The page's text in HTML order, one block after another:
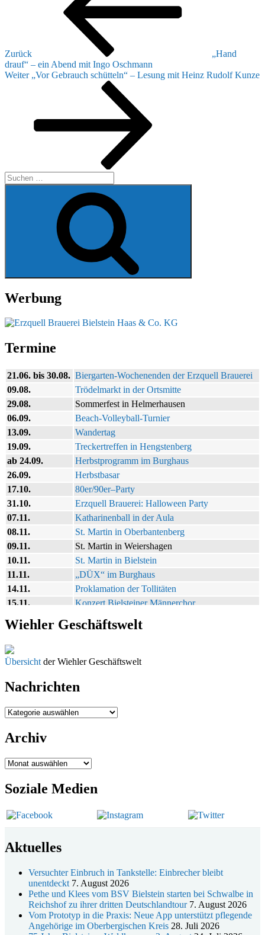
Zurück
„Hand
drauf“ – ein Abend mit Ingo Oschmann
Nächster
Weiter „Vor Gebrauch schütteln“ – Lesung mit Heinz Rudolf Kunze
Suchen
nach:
Werbung
Termine
21.06. bis 30.08. Biergarten-Wochenenden der Erzquell Brauerei
09.08.
Trödelmarkt in der Ortsmitte
29.08.
Sommerfest in Helmerhausen
06.09.
Beach-Volleyball-Turnier
13.09.
Wandertag
19.09.
Treckertreffen in Hengstenberg
ab 24.09.
Herbstprogramm im Burghaus
26.09.
Herbstbasar
17.10.
80er/90er–Party
31.10.
Erzquell Brauerei: Halloween Party
07.11.
Katharinenball in der Aula
08.11.
St. Martin in Oberbantenberg
09.11.
St. Martin in Weiershagen
10.11.
St. Martin in Bielstein
11.11.
„DÜX“ im Burghaus
14.11.
Proklamation der Tollitäten
15.11.
Konzert Bielsteiner Männerchor
15.11.
Volkstrauertag am Ehrenmal
27.11.
Anknipsfest an der Oberbantenberger Kirche
29.11.
ab 01.12.
Burghaus im Advent
24.09. bis 10.12. Herbstprogramm Burghaus Bielstein
Wiehler Geschäftswelt
Übersicht der Wiehler Geschäftswelt
Nachrichten
Nachrichten
Archiv
Archiv
Soziale Medien
Aktuelles
Versuchter Einbruch in Tankstelle: Einbrecher bleibt
unentdeckt 7. August 2026
Pethe und Klees vom BSV Bielstein starten bei Schwalbe in
Reichshof zu ihrer dritten Deutschlandtour 7. August 2026
Vom Prototyp in die Praxis: Neue App unterstützt pflegende
Angehörige im Oberbergischen Kreis 28. Juli 2026